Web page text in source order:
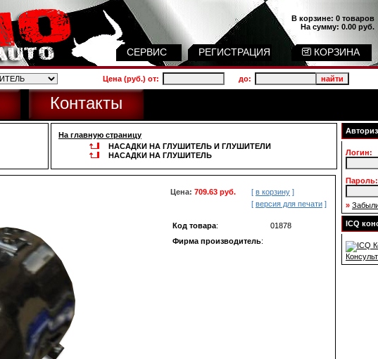
В корзине: 0 товаров
На сумму: 0.00 руб.
СЕРВИС РЕГИСТРАЦИЯ КОРЗИНА
Цена (руб.) от: до:
Контакты
На главную страницу
НАСАДКИ НА ГЛУШИТЕЛЬ И ГЛУШИТЕЛИ
НАСАДКИ НА ГЛУШИТЕЛЬ
Цена: 709.63 руб. [ в корзину ]
[ версия для печати ]
Код товара:
01878
Фирма производитель:
Логин:
Пароль:
»
ICQ